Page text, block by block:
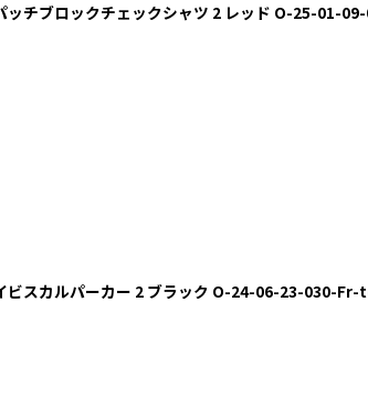
ッチブロックチェックシャツ 2 レッド O-25-01-
ビスカルパーカー 2 ブラック O-24-06-23-030-